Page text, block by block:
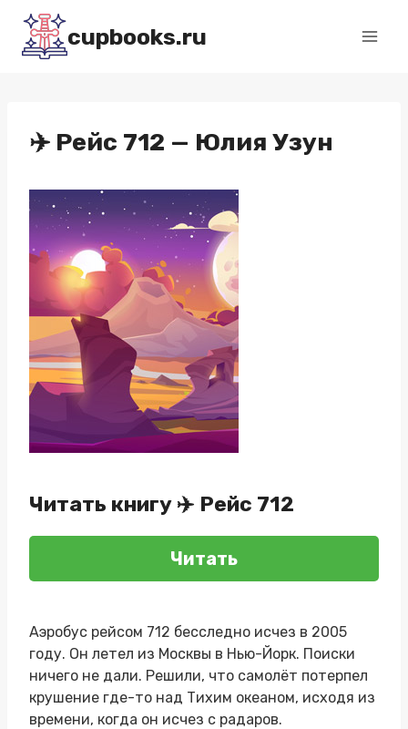
Перейти
содержимому
cupbooks.ru
✈️ Рейс 712 — Юлия Узун
Читать книгу ✈️ Рейс 712
Читать
Аэробус рейсом 712 бесследно исчез в 2005
году. Он летел из Москвы в Нью-Йорк. Поиски
ничего не дали. Решили, что самолёт потерпел
крушение где-то над Тихим океаном, исходя из
времени, когда он исчез с радаров.